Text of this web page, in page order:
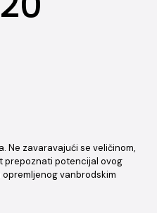
Ne zavaravajući se veličinom,
prepoznati potencijal ovog
vanbrodskim